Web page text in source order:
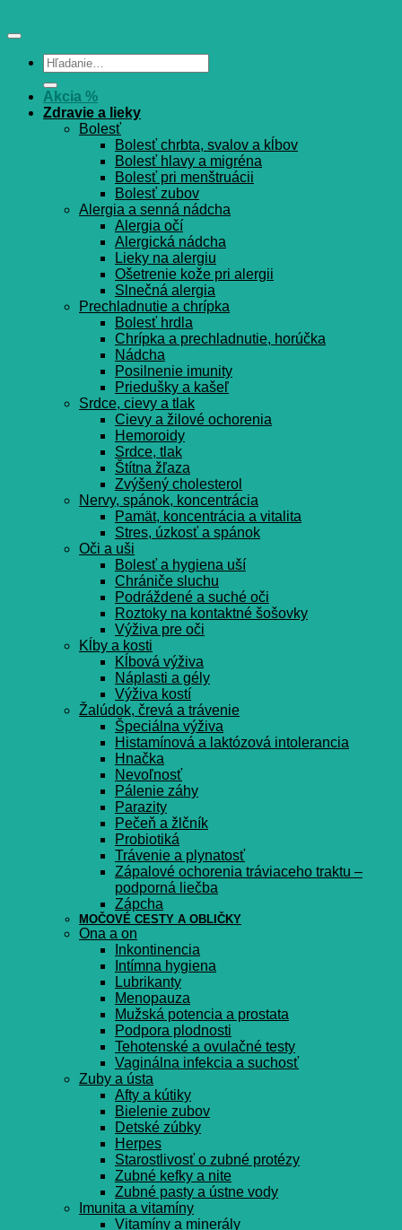
Hľadať:
Akcia %
Zdravie a lieky
Bolesť
Bolesť chrbta, svalov a kĺbov
Bolesť hlavy a migréna
Bolesť pri menštruácii
Bolesť zubov
Alergia a senná nádcha
Alergia očí
Alergická nádcha
Lieky na alergiu
Ošetrenie kože pri alergii
Slnečná alergia
Prechladnutie a chrípka
Bolesť hrdla
Chrípka a prechladnutie, horúčka
Nádcha
Posilnenie imunity
Priedušky a kašeľ
Srdce, cievy a tlak
Cievy a žilové ochorenia
Hemoroidy
Srdce, tlak
Štítna žľaza
Zvýšený cholesterol
Nervy, spánok, koncentrácia
Pamät, koncentrácia a vitalita
Stres, úzkosť a spánok
Oči a uši
Bolesť a hygiena uší
Chrániče sluchu
Podráždené a suché oči
Roztoky na kontaktné šošovky
Výživa pre oči
Kĺby a kosti
Kĺbová výživa
Náplasti a gély
Výživa kostí
Žalúdok, črevá a trávenie
Špeciálna výživa
Histamínová a laktózová intolerancia
Hnačka
Nevoľnosť
Pálenie záhy
Parazity
Pečeň a žlčník
Probiotiká
Trávenie a plynatosť
Zápalové ochorenia tráviaceho traktu –
podporná liečba
Zápcha
MOČOVÉ CESTY A OBLIČKY
Ona a on
Inkontinencia
Intímna hygiena
Lubrikanty
Menopauza
Mužská potencia a prostata
Podpora plodnosti
Tehotenské a ovulačné testy
Vaginálna infekcia a suchosť
Zuby a ústa
Afty a kútiky
Bielenie zubov
Detské zúbky
Herpes
Starostlivosť o zubné protézy
Zubné kefky a nite
Zubné pasty a ústne vody
Imunita a vitamíny
Vitamíny a minerály